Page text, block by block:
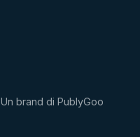
brand di PublyGoo